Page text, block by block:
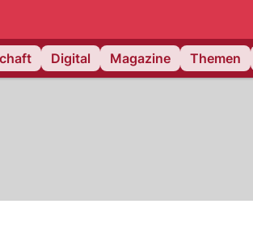
Digital Magazine Themen